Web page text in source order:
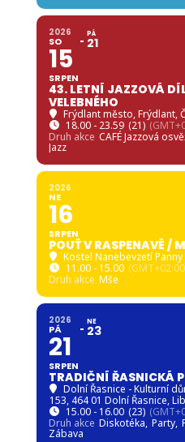
2026
SO
15
SRPEN
PÁ
21
43. LETNÍ JAZZOVÁ
VELEBNÉHO
Frýdlant město, Frýdlant,
18.00 - 23.59 (21)
Druh akce CAFÉ Jazzová
Jazz
2026
NE
16
SRPEN
POUŤ V RASPENAVĚ /
Kostel Nanebevzetí
11.00 - 15.00
Druh akce Mše
2026
PÁ
21
SRPEN
NE
23
TRADIČNÍ ŘASNICKÁ
Dolní Řasnice - Kulturní
153, 464 01 Dolní Řasnice,
15.00 - 16.00 (23)
Druh akce Diskotéka, Party,
Zábava